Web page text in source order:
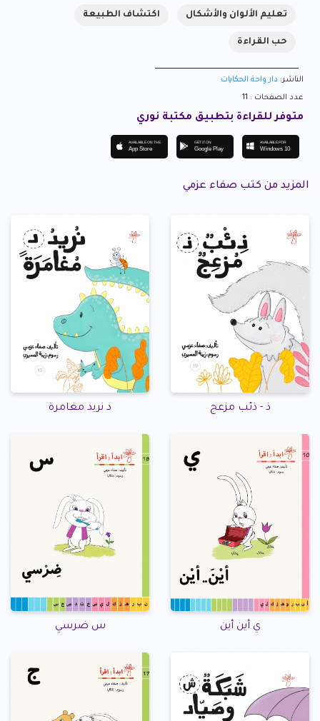
تعليم الألوان والأشكال اكتشاف الطبيعة
حب القراءة
الناشر: دار واحة الحكايات
عدد الصفحات : 11
متوفر للقراءة بتطبيق مكتبة نوري
AVAILABLE ON THE
App Store
GET IT ON
Google Play
AVAILABLE FOR
Windows 10
المزيد من كتب صفاء عزمي
ذ - ذئب مزعج د نريد مغامرة
ي أين أين س ضرسي